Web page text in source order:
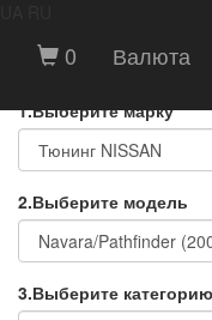
0 Валюта
ВЫБЕРИТЕ
АВТОМОБИЛЯ
1.Выберите марку
2.Выберите модель
3.Выберите категорию